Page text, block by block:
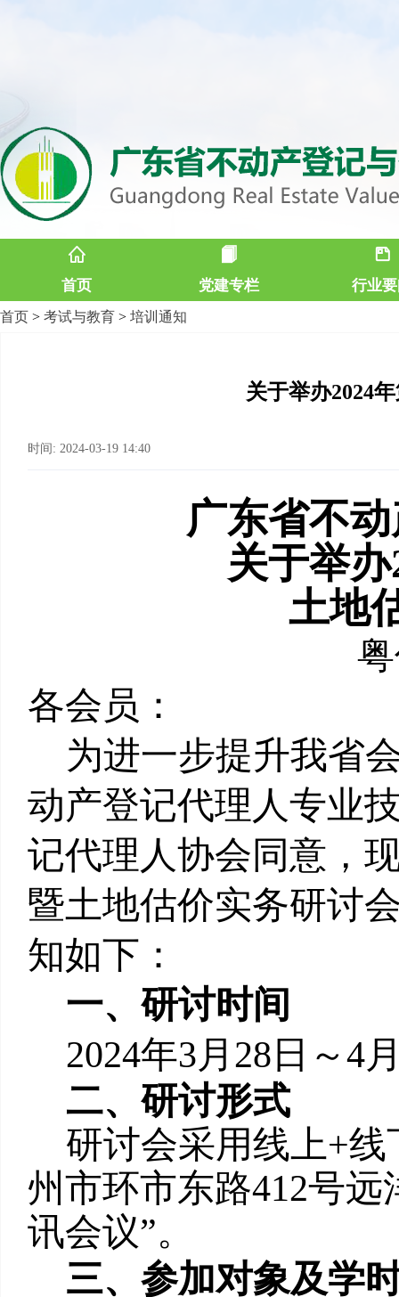
首页 党建专栏 行业
首页 > 考试与教育 > 培训通知
关于举办2024
时间: 2024-03-19 14:40
广东省不
关于举
土地
各会员：
为进一步提升我省
动产登记代理人专业
记代理人协会同意，
暨土地估价实务研讨
知如下：
一、研讨时间
2024年3月28日～4
二、研讨形式
研讨会采用线上+
州市环市东路412号
讯会议”。
三、参加对象及学